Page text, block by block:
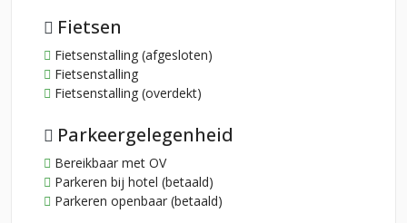
Fietsen
Fietsenstalling (afgesloten)
Fietsenstalling
Fietsenstalling (overdekt)
Parkeergelegenheid
Bereikbaar met OV
Parkeren bij hotel (betaald)
Parkeren openbaar (betaald)